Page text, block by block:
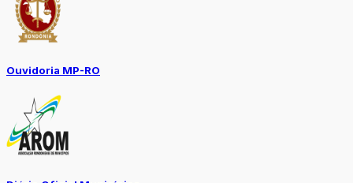
Ouvidoria MP-RO